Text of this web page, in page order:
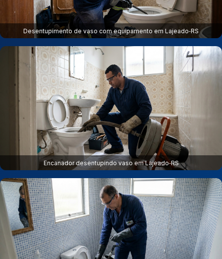
Desentupimento de vaso com equipamento em Lajeado‑RS
Encanador desentupindo vaso em Lajeado‑RS